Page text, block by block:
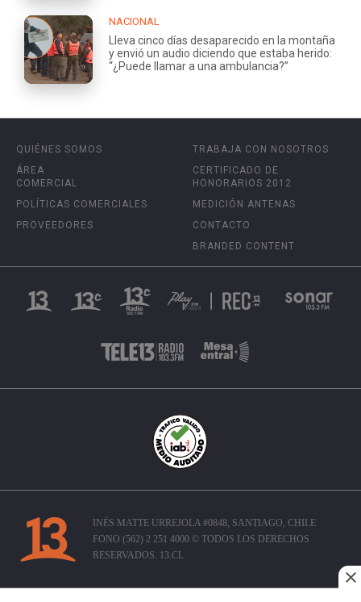
NACIONAL
Lleva cinco días desaparecido en la montaña
y envió un audio diciendo que estaba herido:
“¿Puede llamar a una ambulancia?”
QUIÉNES SOMOS
ÁREA
COMERCIAL
POLÍTICAS COMERCIALES
PROVEEDORES
TRABAJA CON NOSOTROS
CERTIFICADO DE
HONORARIOS 2012
MEDICIÓN ANTENAS
CONTACTO
BRANDED CONTENT
INÉS MATTE URREJOLA #0848, SANTIAGO, CHILE
FONO (562) 2 251 4000 © TODOS LOS DERECHOS
RESERVADOS. 13.CL